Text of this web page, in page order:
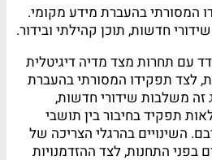
המסורתי בהעברת מידע מקומי.
חדשות, תוכן קהילתי ובידור.
עם תחרות מצד מדיה דיגיטלית
לצד תפקידו המסורתי בהעברת
זה משלבות שידורי חדשות,
תפקיד בחיבור בין תושבי
השינויים בהרגלי הצריכה של
בפני התחנות, לצד ההזדמנויות